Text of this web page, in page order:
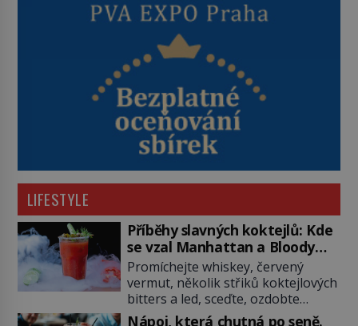
LIFESTYLE
Příběhy slavných koktejlů: Kde
se vzal Manhattan a Bloody
Mary?
Promíchejte whiskey, červený
vermut, několik střiků koktejlových
bitters a led, sceďte, ozdobte
koktejlovou třešinkou a tadá…
Nápoj, která chutná po seně.